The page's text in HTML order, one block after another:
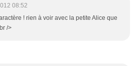
08:52
! rien à voir avec la petite Alice que
/>